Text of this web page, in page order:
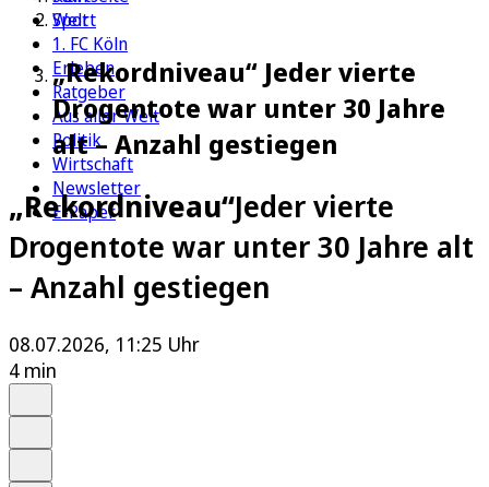
Sport
1. FC Köln
Erleben
Ratgeber
Aus aller Welt
Politik
Wirtschaft
Newsletter
E-Paper
Welt
„Rekordniveau“ Jeder vierte
Drogentote war unter 30 Jahre
alt – Anzahl gestiegen
„Rekordniveau“Jeder vierte
Drogentote war unter 30 Jahre alt
– Anzahl gestiegen
08.07.2026, 11:25 Uhr
4 min